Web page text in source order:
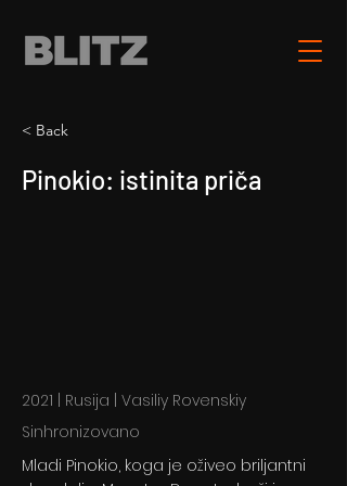
< Back
Pinokio: istinita priča
2021 | Rusija | Vasiliy Rovenskiy
Sinhronizovano
Mladi Pinokio, koga je oživeo briljantni